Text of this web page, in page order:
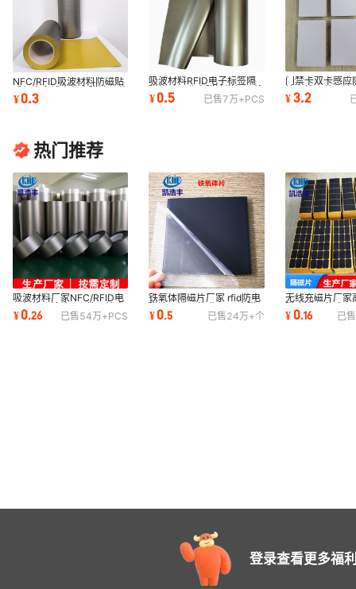
NFC/RFID吸波材料防磁贴
手机皮套钱卡包电磁波屏蔽
膜高性能
¥0.3
吸波材料RFID电子标签隔
磁片贴吸收电磁波增加无线
充电效率吸波片
¥0.5 已售7万+PCS
门禁卡双卡感应
抗干扰屏蔽吸
交卡防电磁波
¥3.2
热门推荐
吸波材料厂家NFC/RFID电
子标签吸波片EMI抗干扰电
磁波屏蔽材料
¥0.26 已售54万+PCS
铁氧体隔磁片厂家 rfid防电
磁波干扰屏蔽膜 NFC高磁
导率软磁片
¥0.5 已售24万+个
无线充磁片厂家
磁 新能源汽车
TWS纳米晶隔磁
¥0.16 已售
登录查看更多福